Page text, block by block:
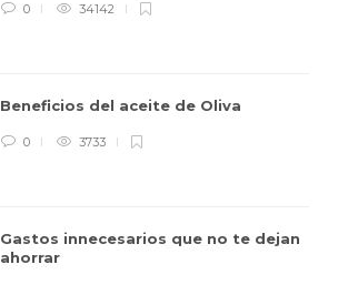
0 34142
Beneficios del aceite de Oliva
0 3733
Gastos innecesarios que no te dejan
ahorrar